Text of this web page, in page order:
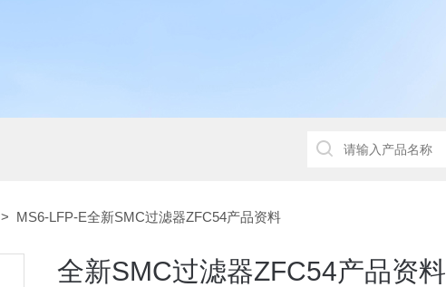
> MS6-LFP-E全新SMC过滤器ZFC54产品资料
全新SMC过滤器ZFC54产品资料